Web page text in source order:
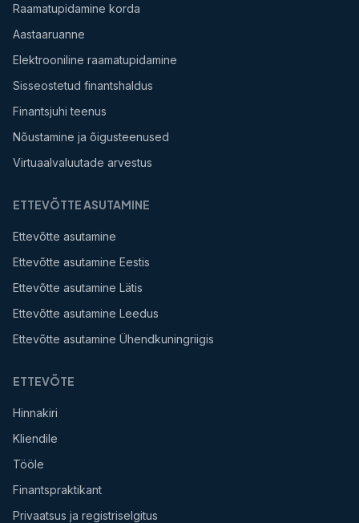
Raamatupidamine korda
Aastaaruanne
Elektrooniline raamatupidamine
Sisseostetud finantshaldus
Finantsjuhi teenus
Nõustamine ja õigusteenused
Virtuaalvaluutade arvestus
ETTEVÕTTE ASUTAMINE
Ettevõtte asutamine
Ettevõtte asutamine Eestis
Ettevõtte asutamine Lätis
Ettevõtte asutamine Leedus
Ettevõtte asutamine Ühendkuningriigis
ETTEVÕTE
Hinnakiri
Kliendile
Tööle
Finantspraktikant
Privaatsus ja registriselgitus